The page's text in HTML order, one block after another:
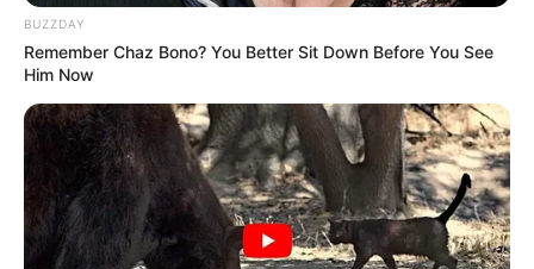
BUZZDAY
Remember Chaz Bono? You Better Sit Down Before You See
Him Now